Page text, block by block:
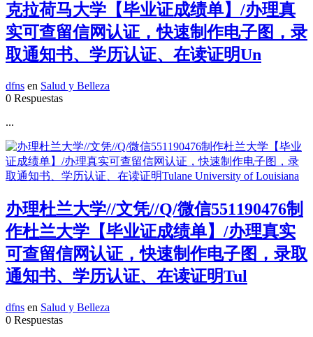
克拉荷马大学【毕业证成绩单】/办理真
实可查留信网认证，快速制作电子图，录
取通知书、学历认证、在读证明Un
dfns en Salud y Belleza
0 Respuestas
...
办理杜兰大学//文凭//Q/微信551190476制
作杜兰大学【毕业证成绩单】/办理真实
可查留信网认证，快速制作电子图，录取
通知书、学历认证、在读证明Tul
dfns en Salud y Belleza
0 Respuestas